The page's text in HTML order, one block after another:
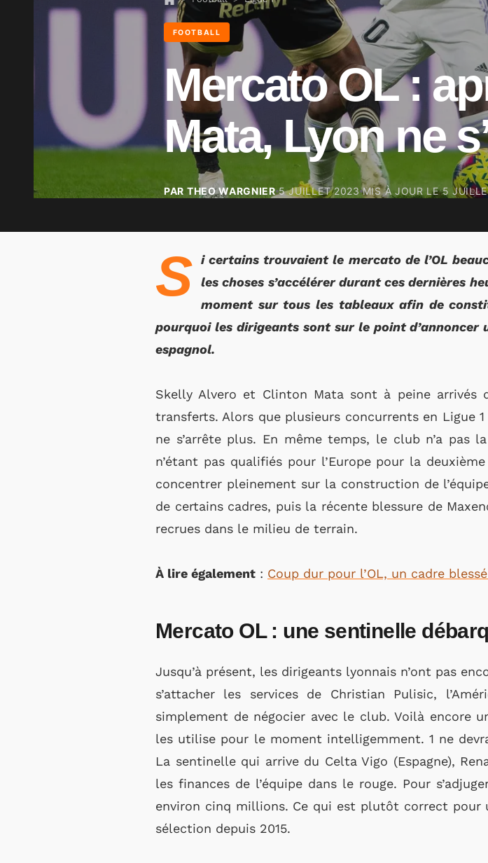
FOOTBALL
Mercato OL :
Mata, Lyon ne
PAR THEO WARGNIER 5 JUILLET 2023 MIS À JOUR LE5
S i certains trouvaient le mercato de l’OL
les choses s’accélérer durant ces dernières
moment sur tous les tableaux afin de
pourquoi les dirigeants sont sur le point
espagnol.
Skelly Alvero et Clinton Mata sont à peine arrivés
transferts. Alors que plusieurs concurrents en Ligue
ne s’arrête plus. En même temps, le club n’a pas
n’étant pas qualifiés pour l’Europe pour la
concentrer pleinement sur la construction de
de certains cadres, puis la récente blessure de
recrues dans le milieu de terrain.
À lire également : Coup dur pour l’OL, un cadre
Mercato OL : une sentinelle
Jusqu’à présent, les dirigeants lyonnais n’ont pas
s’attacher les services de Christian Pulisic,
simplement de négocier avec le club. Voilà encore
les utilise pour le moment intelligemment. 1 ne
La sentinelle qui arrive du Celta Vigo (Espagne),
les finances de l’équipe dans le rouge. Pour
environ cinq millions. Ce qui est plutôt correct pour
sélection depuis 2015.